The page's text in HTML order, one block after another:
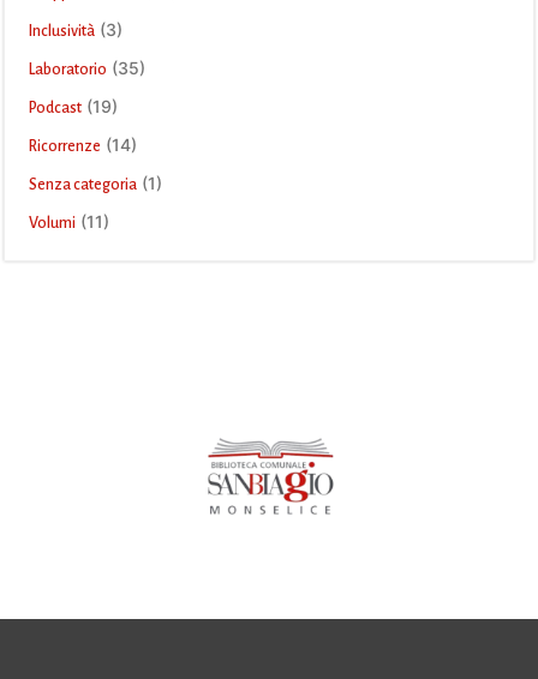
Inclusività (3)
Laboratorio (35)
Podcast (19)
Ricorrenze (14)
Senza categoria (1)
Volumi (11)